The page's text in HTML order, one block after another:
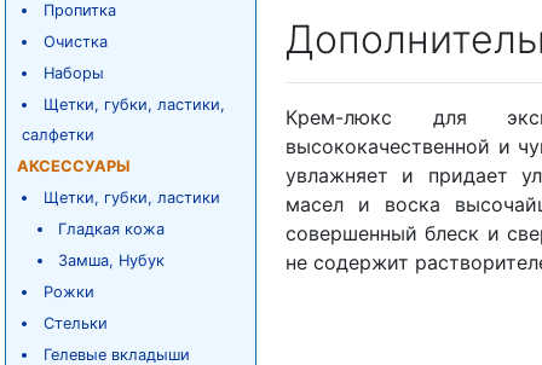
Пропитка
Очистка
Наборы
Щетки, губки, ластики,
салфетки
АКСЕССУАРЫ
Щетки, губки, ластики
Гладкая кожа
Замша, Нубук
Рожки
Стельки
Гелевые вкладыши
Крем-люкс для
высококачественной и
увлажняет и придает
масел и воска
совершенный блеск и
не содержит